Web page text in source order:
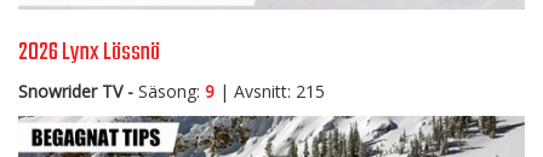
2026 Lynx Lössnö
Snowrider TV - Säsong: 9 | Avsnitt: 215